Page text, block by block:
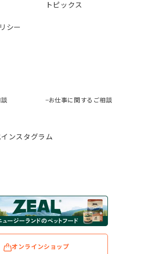
トピックス
シー
お仕事に関するご相談
ンスタグラム
オンラインショップ